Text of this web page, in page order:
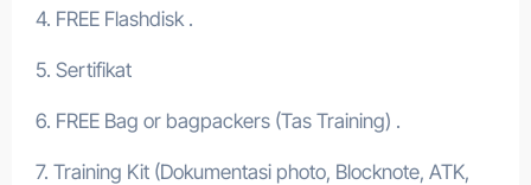
4. FREE Flashdisk .
5. Sertifikat
6. FREE Bag or bagpackers (Tas Training) .
7. Training Kit (Dokumentasi photo, Blocknote, ATK,